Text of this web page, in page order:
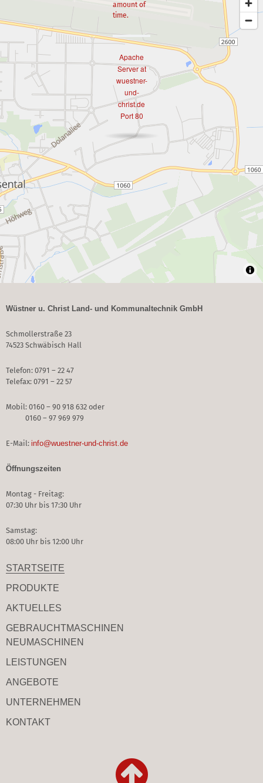
amount of
time.
Apache
Server at
wuestner-
und-
christ.de
Port 80
Wüstner u. Christ Land- und Kommunaltechnik GmbH
Schmollerstraße 23
74523 Schwäbisch Hall
Telefon: 0791 – 22 47
Telefax: 0791 – 22 57
Mobil: 0160 – 90 918 632 oder
0160 – 97 969 979
E-Mail: info@wuestner-und-christ.de
Öffnungszeiten
Montag - Freitag:
07:30 Uhr bis 17:30 Uhr
Samstag:
08:00 Uhr bis 12:00 Uhr
STARTSEITE
PRODUKTE
AKTUELLES
GEBRAUCHT­MASCHINEN
NEUMASCHINEN
LEISTUNGEN
ANGEBOTE
UNTERNEHMEN
KONTAKT